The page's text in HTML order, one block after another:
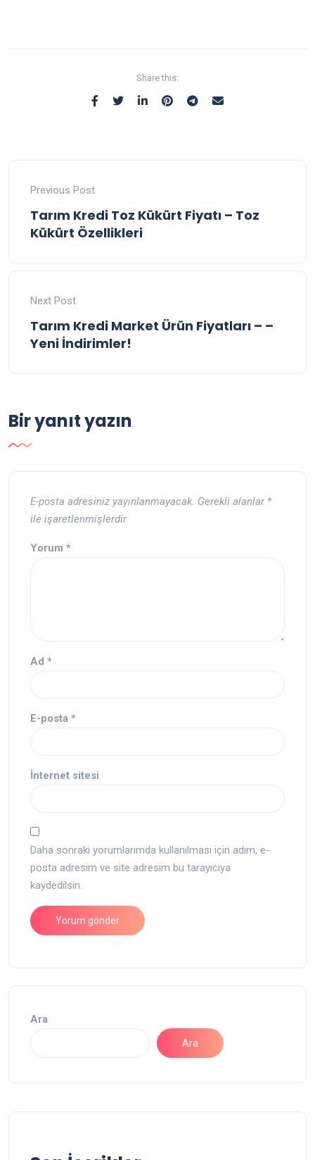
Share this:
Previous Post
Tarım Kredi Toz Kükürt Fiyatı – Toz
Kükürt Özellikleri
Next Post
Tarım Kredi Market Ürün Fiyatları – –
Yeni İndirimler!
Bir yanıt yazın
E-posta adresiniz yayınlanmayacak. Gerekli alanlar *
ile işaretlenmişlerdir
Yorum *
Ad *
E-posta *
İnternet sitesi
Daha sonraki yorumlarımda kullanılması için adım, e-
posta adresim ve site adresim bu tarayıcıya
kaydedilsin.
Ara
Ara